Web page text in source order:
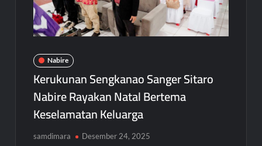
Nabire
Kerukunan Sengkanao Sanger Sitaro
Nabire Rayakan Natal Bertema
Keselamatan Keluarga
samdimara Desember 24, 2025